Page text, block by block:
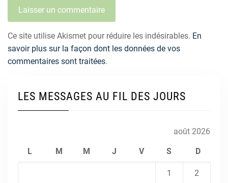
Ce site utilise Akismet pour réduire les indésirables. En
savoir plus sur la façon dont les données de vos
commentaires sont traitées.
LES MESSAGES AU FIL DES JOURS
août 2026
L M M J V S D
1 2